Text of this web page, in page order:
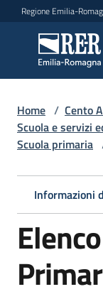
Vai al contenuto
Vai alla navigazione
Vai al footer
Regione Emilia-
e
Centri
per
Home / Cento
Scuola e servizi
Scuola primaria
Informazioni